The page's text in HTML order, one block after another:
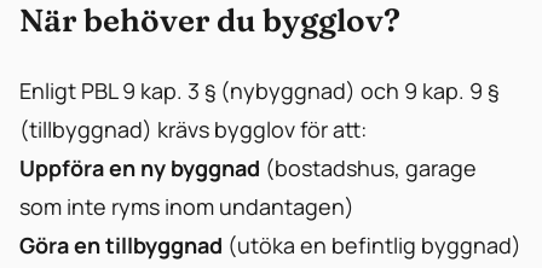
När behöver du bygglov?
Enligt PBL 9 kap. 3 § (nybyggnad) och 9 kap. 9 §
(tillbyggnad) krävs bygglov för att:
Uppföra en ny byggnad (bostadshus, garage
som inte ryms inom undantagen)
Göra en tillbyggnad (utöka en befintlig byggnad)